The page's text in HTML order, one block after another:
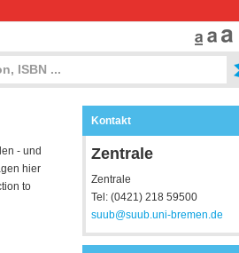
- und
hier
to
Kontakt
Zentrale
Zentrale
Tel: (0421) 218 59500
suub@suub.uni-bremen.de